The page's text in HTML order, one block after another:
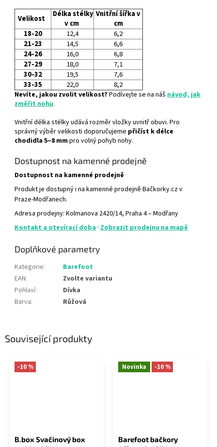
Související produkty
-10 %
B.box Svačinový box
Novinka -10 %
Barefoot bačkory
Velikost
Délka stélky
v cm
Vnitřní šířka v
cm
18-20
12,4
6,2
21-23
14,5
6,6
24-26
16,0
6,8
27-29
18,0
7,1
30-32
19,5
7,6
33-35
22,0 8,2
Nevíte, jakou zvolit velikost? Podívejte se na náš návod, jak
změřit nohu.
Vnitřní délka stélky udává rozměr vložky uvnitř obuvi. Pro
správný výběr velikosti doporučujeme přičíst k délce
chodidla 5–8 mmpro volný pohyb nohy.
Dostupnost na kamenné prodejně
Dostupnost na kamenné prodejně
Produkt je dostupný i na kamenné prodejně Bačkorky.cz v
Praze-Modřanech.
Adresa prodejny: Kolmanova 2420/14, Praha 4 – Modřany
Kontakt a otevírací doba · Zobrazit prodejnu na mapě
Doplňkové parametry
Kategorie:
Barefoot
EAN:
Zvolte variantu
Pohlaví:
Dívka
Barva: Růžová